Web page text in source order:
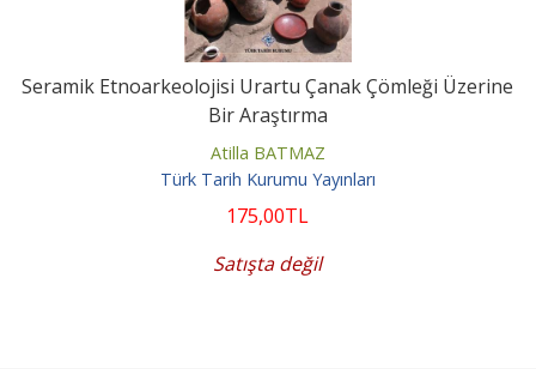
Seramik Etnoarkeolojisi Urartu Çanak Çömleği Üzerine
Bir Araştırma
Atilla BATMAZ
Türk Tarih Kurumu Yayınları
175,00TL
Satışta değil